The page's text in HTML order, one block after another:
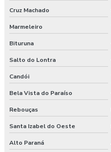
Cruz Machado
Marmeleiro
Bituruna
Salto do Lontra
Candói
Bela Vista do Paraíso
Rebouças
Santa Izabel do Oeste
Alto Paraná